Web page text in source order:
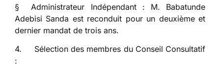
§ Administrateur Indépendant : M. Babatunde
Adebisi Sanda est reconduit pour un deuxième et
dernier mandat de trois ans.
4. Sélection des membres du Conseil Consultatif
: